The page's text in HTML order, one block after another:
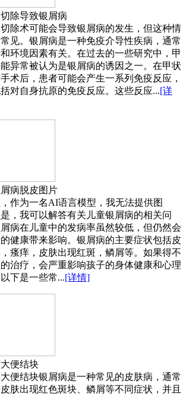
除导致银屑病
除术可能会导致银屑病的发生，但这种情
见。银屑病是一种免疫介导性疾病，通常
环境因素有关。在过去的一些研究中，甲
异常被认为是银屑病的诱因之一。在甲状
术后，患者可能会产生一系列免疫反应，
对自身抗原的免疫反应。这些反应...[详
屑病脱皮图片
作为一名AI语言模型，我无法提供图
，我可以解答有关儿童银屑病的相关问
病在儿童中的发病率虽然较低，但仍然会
健康带来影响。银屑病的主要症状包括皮
瘙痒，皮肤出现红斑，鳞屑等。如果得不
治疗，会严重影响孩子的身体健康和心理
下是一些常...[详情]
便结块
便结块银屑病是一种常见的皮肤病，通常
肤出现红色斑块、鳞屑等不同症状，并且